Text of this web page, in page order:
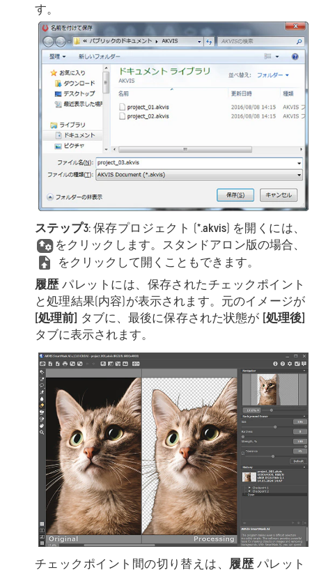
す。
ステップ3:保存プロジェクト (*.akvis) を開くには、
をクリックします。スタンドアロン版の場合、
をクリックして開くこともできます。
履歴パレットには、保存されたチェックポイント
と処理結果(内容)が表示されます。元のイメージが
[処理前] タブに、最後に保存された状態が [処理後]
タブに表示されます。
チェックポイント間の切り替えは、 履歴パレット